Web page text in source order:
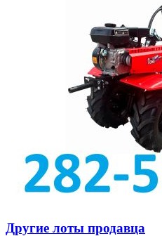
Другие лоты продавца